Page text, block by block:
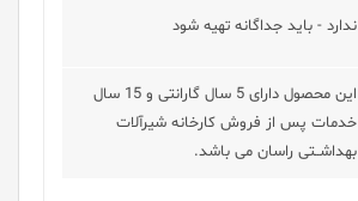
ندارد - باید جداگانه تهیه شود
این محصول دارای 5 سال گارانتی و 15 سال
خدمات پس از فروش کارخانه شیرآلات
بهداشــتی راسان می باشد.